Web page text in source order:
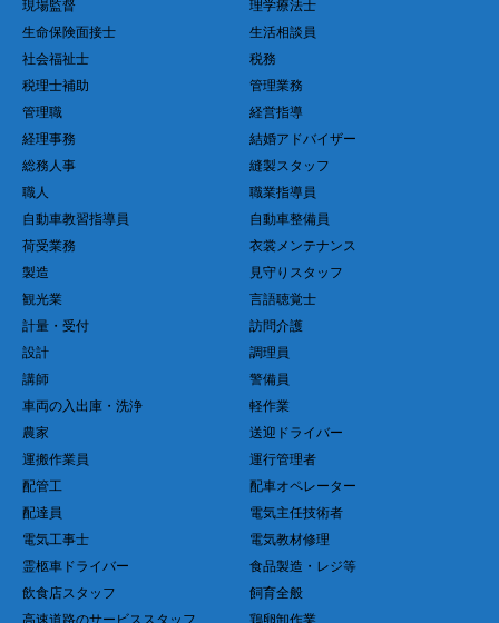
現場監督
理学療法士
生命保険面接士
生活相談員
社会福祉士
税務
税理士補助
管理業務
管理職
経営指導
経理事務
結婚アドバイザー
総務人事
縫製スタッフ
職人
職業指導員
自動車教習指導員
自動車整備員
荷受業務
衣裳メンテナンス
製造
見守りスタッフ
観光業
言語聴覚士
計量・受付
訪問介護
設計
調理員
講師
警備員
車両の入出庫・洗浄
軽作業
農家
送迎ドライバー
運搬作業員
運行管理者
配管工
配車オペレーター
配達員
電気主任技術者
電気工事士
電気教材修理
霊柩車ドライバー
食品製造・レジ等
飲食店スタッフ
飼育全般